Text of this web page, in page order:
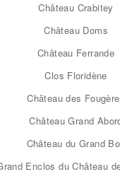
Château Crabitey
Château Doms
Château Ferrande
Clos Floridène
Château des
Château Grand
Château du Grand
Enclos du Château